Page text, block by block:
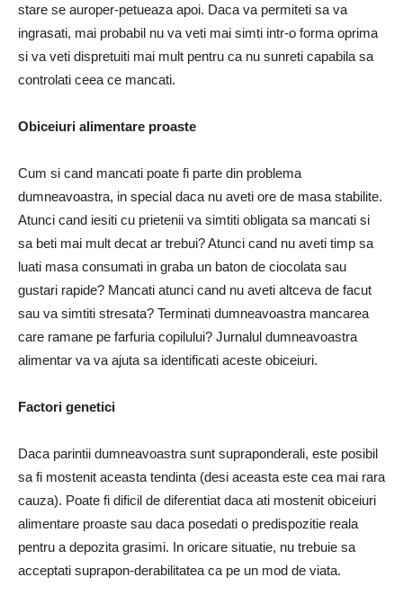
stare se auroper-petueaza apoi. Daca va permiteti sa va
ingrasati, mai probabil nu va veti mai simti intr-o forma oprima
si va veti dispretuiti mai mult pentru ca nu sunreti capabila sa
controlati ceea ce mancati.
Obiceiuri alimentare proaste
Cum si cand mancati poate fi parte din problema
dumneavoas­tra, in special daca nu aveti ore de masa stabilite.
Atunci cand iesiti cu prietenii va simtiti obligata sa mancati si
sa beti mai mult decat ar trebui? Atunci cand nu aveti timp sa
luati masa consumati in graba un baton de ciocolata sau
gustari rapide? Mancati atunci cand nu aveti altceva de facut
sau va simtiti stresata? Terminati dumneavoastra man­carea
care ramane pe farfuria copilului? Jurnalul dumneavoastra
alimentar va va ajuta sa identificati aceste obiceiuri.
Factori genetici
Daca parintii dumneavoastra sunt supraponderali, este posibil
sa fi mostenit aceasta tendinta (desi aceasta este cea mai rara
cauza). Poate fi dificil de diferentiat daca ati mos­tenit obiceiuri
alimentare proaste sau daca posedati o predispozitie reala
pentru a depozita grasimi. In oricare situatie, nu trebuie sa
acceptati suprapon-derabilitatea ca pe un mod de viata.